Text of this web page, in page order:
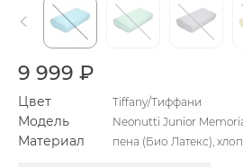
9 999 ₽
Цвет Tiffany/Тиффани
Модель Neonutti Junior
Материал пена (Био Латекс),